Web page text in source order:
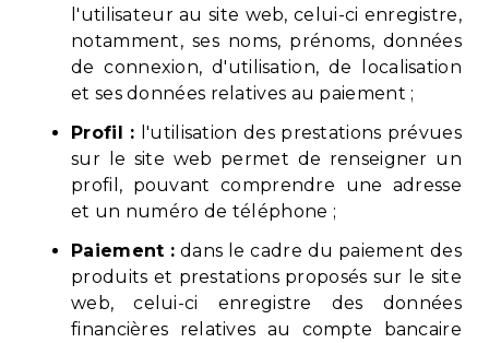
l'utilisateur au site web, celui-ci enregistre,
notamment, ses noms, prénoms, données
de connexion, d'utilisation, de localisation
et ses données relatives au paiement ;
Profil : l'utilisation des prestations prévues
sur le site web permet de renseigner un
profil, pouvant comprendre une adresse
et un numéro de téléphone ;
Paiement : dans le cadre du paiement des
produits et prestations proposés sur le site
web, celui-ci enregistre des données
financières relatives au compte bancaire